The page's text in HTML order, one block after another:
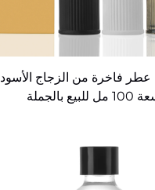
عطر فاخرة من الزجاج الأسود
للبيع بالجملة